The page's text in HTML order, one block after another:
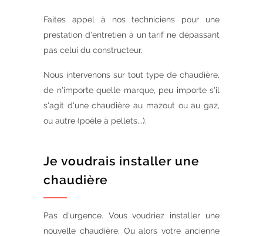
Faites appel à nos techniciens pour une
prestation d'entretien à un tarif ne dépassant
pas celui du constructeur.
Nous intervenons sur tout type de chaudière,
de n'importe quelle marque, peu importe s'il
s'agit d'une chaudière au mazout ou au gaz,
ou autre (poêle à pellets...).
Je voudrais installer une
chaudière
Pas d'urgence. Vous voudriez installer une
nouvelle chaudière. Ou alors votre ancienne